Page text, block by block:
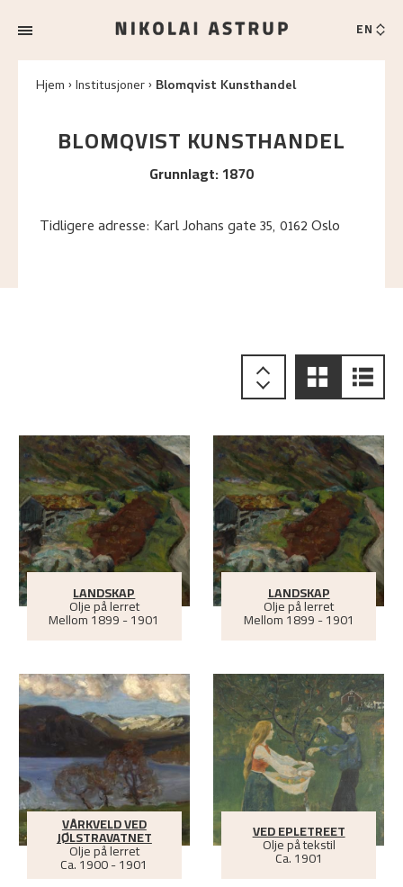
EN
Hjem Institusjoner Blomqvist Kunsthandel
BLOMQVIST KUNSTHANDEL
Grunnlagt:1870
Tidligere adresse: Karl Johans gate 35, 0162 Oslo
LANDSKAP
Olje på lerret
Mellom1899 - 1901
LANDSKAP
Olje på lerret
Mellom1899 - 1901
VÅRKVELD VED
JØLSTRAVATNET
Olje på lerret
Ca.1900 - 1901
VED EPLETREET
Olje på tekstil
Ca.1901